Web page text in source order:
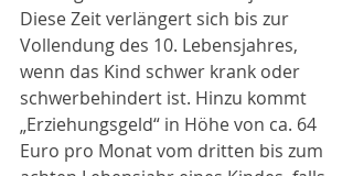
Diese Zeit verlängert sich bis zur
Vollendung des 10. Lebensjahres,
wenn das Kind schwer krank oder
schwerbehindert ist. Hinzu kommt
„Erziehungsgeld“ in Höhe von ca. 64
Euro pro Monat vom dritten bis zum